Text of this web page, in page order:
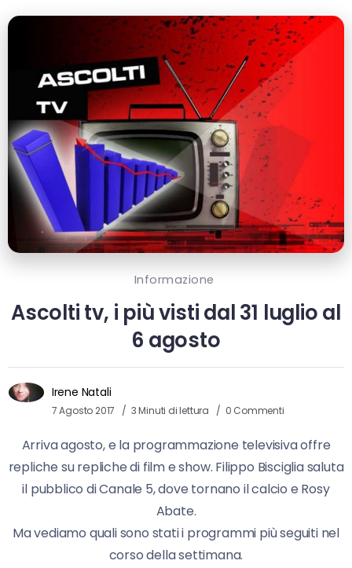
Informazione
Ascolti tv, i più visti dal 31 luglio al
6 agosto
Irene Natali
7 Agosto 2017 3 Minuti di lettura 0 Commenti
Arriva agosto, e la programmazione televisiva offre
repliche su repliche di film e show. Filippo Bisciglia saluta
il pubblico di Canale 5, dove tornano il calcio e Rosy
Abate.
Ma vediamo quali sono stati i programmi più seguiti nel
corso della settimana.